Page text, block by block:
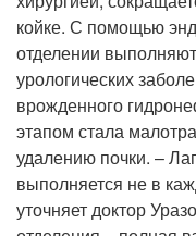
койке. С помощью
отделении
урологических
врожденного
этапом стала
удалению почки. –
выполняется не в
уточняет доктор